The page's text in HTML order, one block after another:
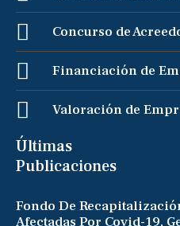
Concurso de
Financiación de
Valoración de
Últimas
Publicaciones
Fondo De
Afectadas Por Covid-19,